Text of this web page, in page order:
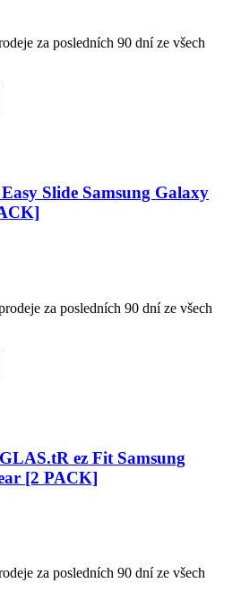
za posledních 90 dní ze všech
Slide Samsung Galaxy
za posledních 90 dní ze všech
ez Fit Samsung
[2 PACK]
za posledních 90 dní ze všech